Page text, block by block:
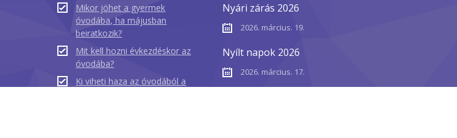
Mikor jöhet a gyermek
óvodába, ha májusban
beiratkozik?
Mit kell hozni évkezdéskor az
óvodába?
Ki viheti haza az óvodából a
Nyári zárás 2026
2026. március. 19.
Nyílt napok 2026
2026. március. 17.